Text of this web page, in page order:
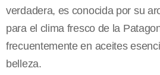
verdadera, es conocida por su
para el clima fresco de la
frecuentemente en aceites
belleza.